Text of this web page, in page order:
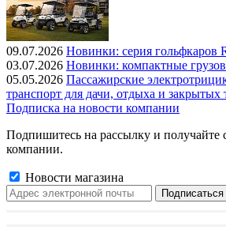
09.07.2026 Новинки: серия гольфкаров
03.07.2026 Новинки: компактные
05.05.2026 Пассажирские
транспорт для дачи, отдыха и закрытых
Подписка на новости компании
Подпишитесь на рассылку и получайте
компании.
Новости магазина